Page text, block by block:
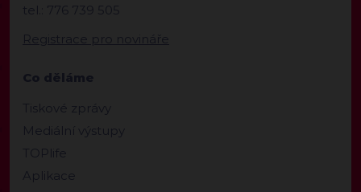
tel.: 776 739 505
Registrace pro novináře
Co děláme
Tiskové zprávy
Mediální výstupy
TOPlife
Aplikace